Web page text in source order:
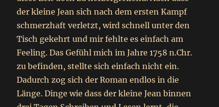
der kleine Jean sich nach dem ersten Kampf
schmerzhaft verletzt, wird schnell unter den
Tisch gekehrt und mir fehlte es einfach am
Feeling. Das Gefühl mich im Jahre 1758 n.Chr.
zu befinden, stellte sich einfach nicht ein.
Dadurch zog sich der Roman endlos in die
Länge. Dinge wie dass der kleine Jean binnen